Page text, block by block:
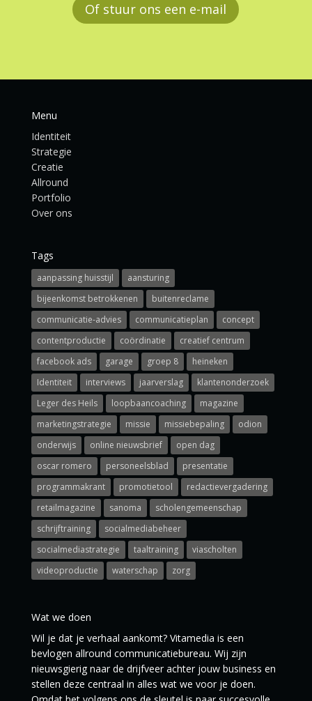
Of stuur ons een e-mail
Menu
Identiteit
Strategie
Creatie
Allround
Portfolio
Over ons
Tags
aanpassing huisstijl
aansturing
bijeenkomst betrokkenen
buitenreclame
communicatie-advies
communicatieplan
concept
contentproductie
coördinatie
creatief centrum
facebook ads
garage groep 8
heineken
Identiteit
interviews jaarverslag
klantenonderzoek
Leger des Heils
loopbaancoaching
magazine
marketingstrategie
missie missiebepaling
odion
onderwijs
online nieuwsbrief
open dag
oscar romero
personeelsblad
presentatie
programmakrant
promotietool
redactievergadering
retailmagazine
sanoma
scholengemeenschap
schrijftraining
socialmediabeheer
socialmediastrategie
taaltraining
viascholten
videoproductie
waterschap zorg
Wat we doen
Wil je dat je verhaal aankomt? Vitamedia is een
bevlogen allround communicatiebureau. Wij zijn
nieuwsgierig naar de drijfveer achter jouw business en
stellen deze centraal in alles wat we voor je doen.